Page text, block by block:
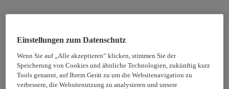
Einstellungen zum Datenschutz
Wenn Sie auf „Alle akzeptieren“ klicken, stimmen Sie der
Speicherung von Cookies und ähnliche Technologien, zukünftig kurz
Tools genannt, auf Ihrem Gerät zu um die Websitenavigation zu
verbessern, die Websitenutzung zu analysieren und unsere